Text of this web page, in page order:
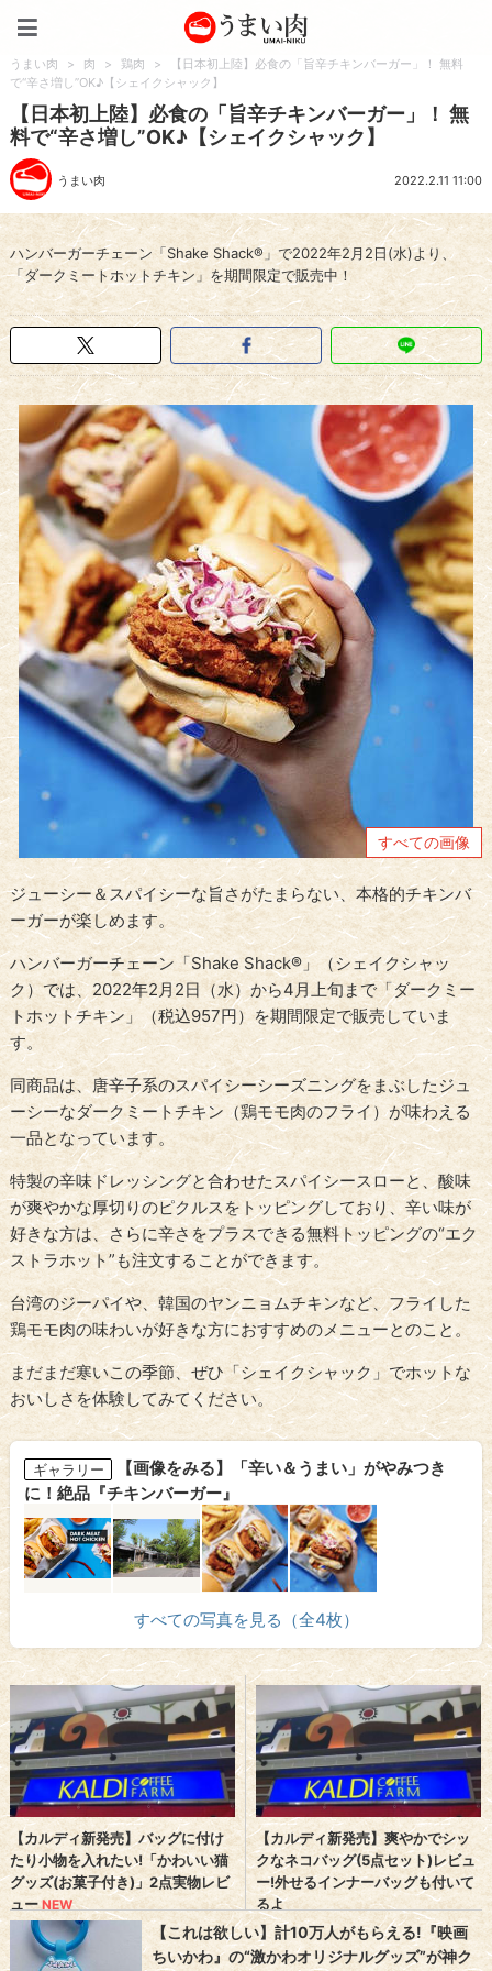
うまい肉 > 肉 > 鶏肉 >
【日本初上陸】必食の「旨辛チキンバーガー」！ 無料
で“辛さ増し”OK♪【シェイクシャック】
【日本初上陸】必食の「旨辛チキンバーガー」！ 無
料で“辛さ増し”OK♪【シェイクシャック】
うまい肉 2022.2.11 11:00
ハンバーガーチェーン「Shake Shack®」で2022年2月2日(水)より、
「ダークミートホットチキン」を期間限定で販売中！
すべての画像
ジューシー＆スパイシーな旨さがたまらない、本格的チキンバ
ーガーが楽しめます。
ハンバーガーチェーン「Shake Shack®」（シェイクシャッ
ク）では、2022年2月2日（水）から4月上旬まで「ダークミー
トホットチキン」（税込957円）を期間限定で販売していま
す。
同商品は、唐辛子系のスパイシーシーズニングをまぶしたジュ
ーシーなダークミートチキン（鶏モモ肉のフライ）が味わえる
一品となっています。
特製の辛味ドレッシングと合わせたスパイシースローと、酸味
が爽やかな厚切りのピクルスをトッピングしており、辛い味が
好きな方は、さらに辛さをプラスできる無料トッピングの“エク
ストラホット”も注文することができます。
台湾のジーパイや、韓国のヤンニョムチキンなど、フライした
鶏モモ肉の味わいが好きな方におすすめのメニューとのこと。
まだまだ寒いこの季節、ぜひ「シェイクシャック」でホットな
おいしさを体験してみてください。
ギャラリー
【画像をみる】「辛い＆うまい」がやみつき
に！絶品『チキンバーガー』
すべての写真を見る（全4枚）